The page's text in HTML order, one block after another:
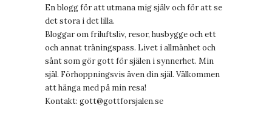
En blogg för att utmana mig själv och för att se
det stora i det lilla.
Bloggar om friluftsliv, resor, husbygge och ett
och annat träningspass. Livet i allmänhet och
sånt som gör gott för själen i synnerhet. Min
själ. Förhoppningsvis även din själ. Välkommen
att hänga med på min resa!
Kontakt: gott@gottforsjalen.se